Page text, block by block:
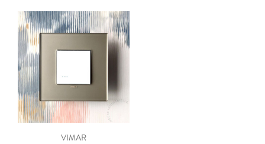
VIMAR